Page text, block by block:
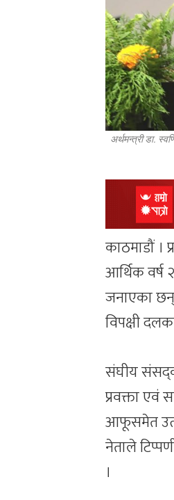
अर्थमन्त्री डा.
काठमाडौं ।
आर्थिक वर्ष
जनाएका छन्
विपक्षी
संघीय
प्रवक्ता एवं
आफूसमेत
नेताले
।